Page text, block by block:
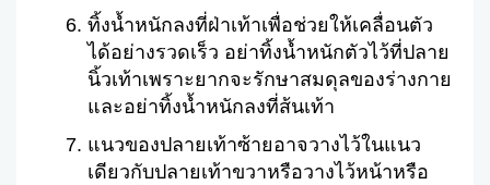
ทิ้งน้ำหนักลงที่ฝ่าเท้าเพื่อช่วยให้เคลื่อนตัว
ได้อย่างรวดเร็ว อย่าทิ้งน้ำหนักตัวไว้ที่ปลาย
นิ้วเท้าเพราะยากจะรักษาสมดุลของร่างกาย
และอย่าทิ้งน้ำหนักลงที่ส้นเท้า
แนวของปลายเท้าซ้ายอาจวางไว้ในแนว
เดียวกับปลายเท้าขวาหรือวางไว้หน้าหรือ